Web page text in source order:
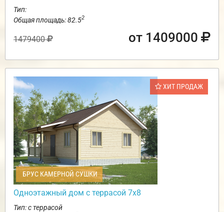
Тип:
Общая площадь: 82.52
1479400 от 1409000
ХИТ ПРОДАЖ
БРУС КАМЕРНОЙ СУШКИ
Одноэтажный дом с террасой 7х8
Тип: с террасой